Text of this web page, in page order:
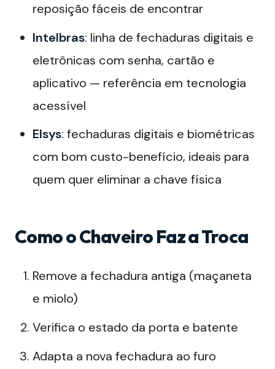
reposição fáceis de encontrar
Intelbras: linha de fechaduras digitais e
eletrônicas com senha, cartão e
aplicativo — referência em tecnologia
acessível
Elsys: fechaduras digitais e biométricas
com bom custo-benefício, ideais para
quem quer eliminar a chave física
Como o Chaveiro Faz a Troca
Remove a fechadura antiga (maçaneta
e miolo)
Verifica o estado da porta e batente
Adapta a nova fechadura ao furo